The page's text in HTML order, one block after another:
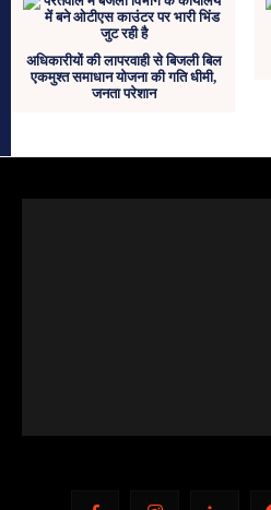
अधिकारीयों की लापरवाही से बिजली बिल
एकमुश्त समाधान योजना की गति धीमी,
जनता परेशान